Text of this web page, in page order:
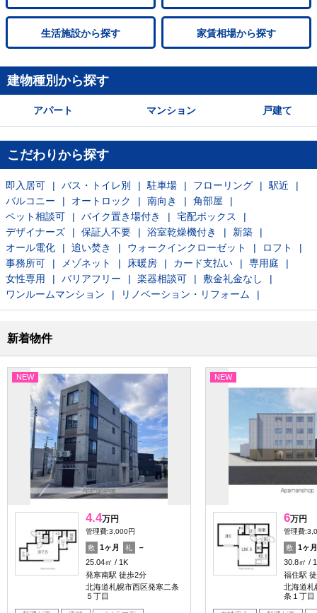
生活施設から探す 家賃相場から探す
建物種別から探す
アパート マンション 戸建て
こだわりから探す
即入居可 バス・トイレ別 駐車場 フローリング
駅近
バルコニー
オートロック 南向き
角部屋
ペット相談可
バイク置き場付き
宅配ボックス
デザイナーズ
保証人不要 浴室乾燥機付き
新築
オール電化
追い焚き ウォークインクローゼット
ロフト
事務所可
メゾネット 床暖房 カード支払い
専用庭
女性専用
バリアフリー 楽器相談可
敷金礼金なし
ワンルームマンション
リノベーション・リフォーム
新着物件
NEW
4.4万円
管理費:3,000円
敷 1ヶ月 礼
－
25.04㎡
1K
発寒南駅 徒歩2分
北海道札幌市西区発寒二条
５丁目
NEW
6万円
管理費
敷
1ヶ月
30.8㎡
福住駅
北海道札
条１丁目